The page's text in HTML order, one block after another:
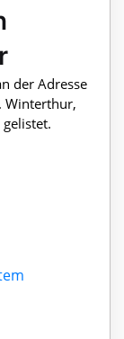
der Adresse
Winterthur,